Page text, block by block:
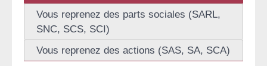
Vous reprenez des parts sociales (SARL,
SNC, SCS, SCI)
Vous reprenez des actions (SAS, SA, SCA)